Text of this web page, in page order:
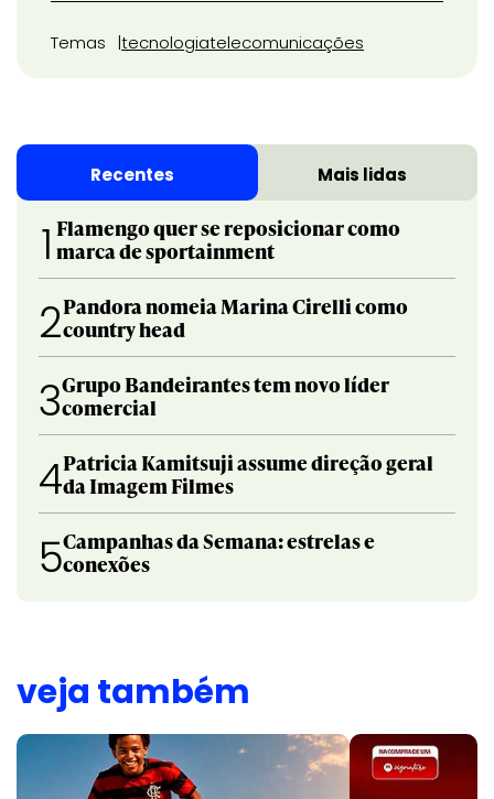
Temas tecnologiatelecomunicações
Recentes Mais lidas
1 Flamengo quer se reposicionar como
marca de sportainment
2Pandora nomeia Marina Cirelli como
country head
3Grupo Bandeirantes tem novo líder
comercial
4Patricia Kamitsuji assume direção geral
da Imagem Filmes
5Campanhas da Semana: estrelas e
conexões
veja também